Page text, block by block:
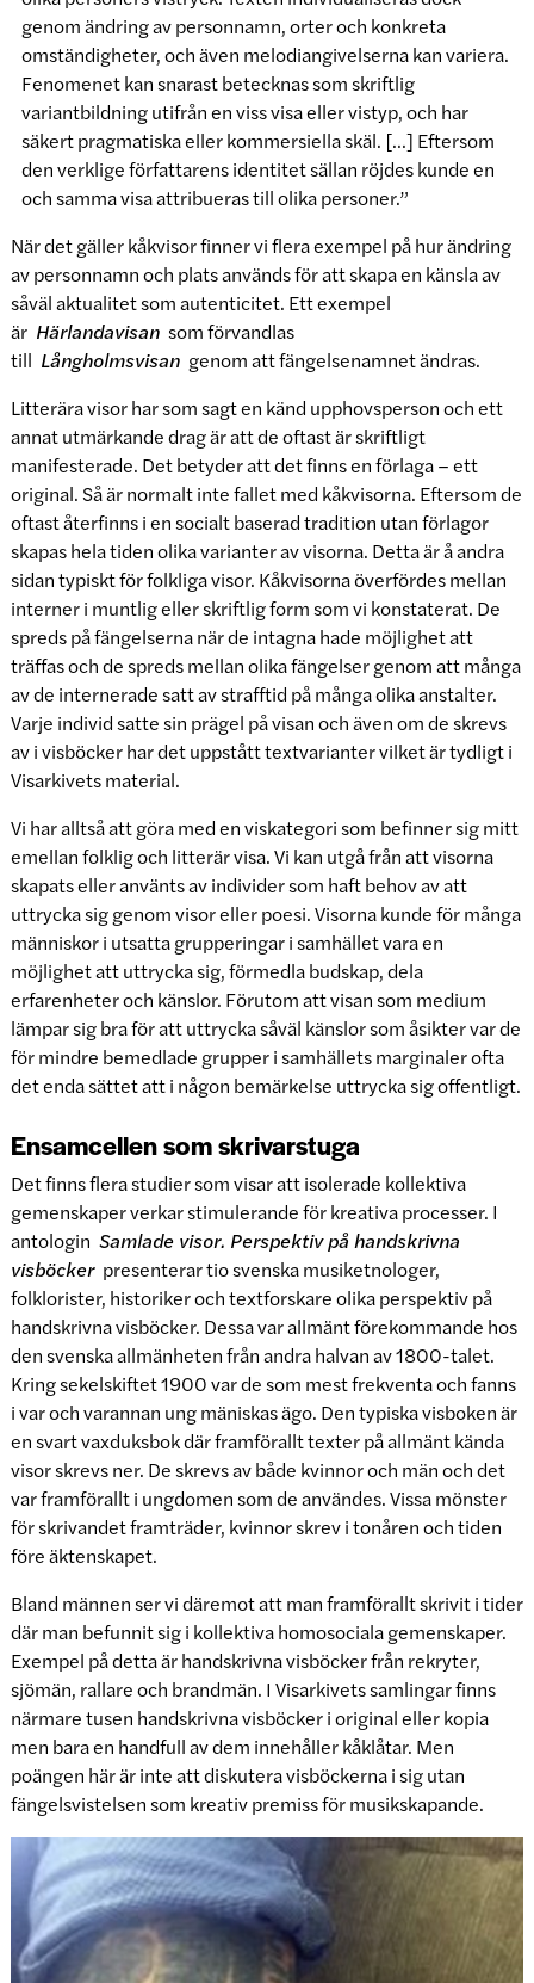
genom ändring av personnamn, orter och konkreta
omständigheter, och även melodiangivelserna kan variera.
Fenomenet kan snarast betecknas som skriftlig
variantbildning utifrån en viss visa eller vistyp, och har
säkert pragmatiska eller kommersiella skäl. […] Eftersom
den verklige författarens identitet sällan röjdes kunde en
och samma visa attribueras till olika personer.”
När det gäller kåkvisor finner vi flera exempel på hur ändring
av personnamn och plats används för att skapa en känsla av
såväl aktualitet som autenticitet. Ett exempel
är Härlandavisansom förvandlas
till Långholmsvisangenom att fängelsenamnet ändras.
Litterära visor har som sagt en känd upphovsperson och ett
annat utmärkande drag är att de oftast är skriftligt
manifesterade. Det betyder att det finns en förlaga – ett
original. Så är normalt inte fallet med kåkvisorna. Eftersom de
oftast återfinns i en socialt baserad tradition utan förlagor
skapas hela tiden olika varianter av visorna. Detta är å andra
sidan typiskt för folkliga visor. Kåkvisorna överfördes mellan
interner i muntlig eller skriftlig form som vi konstaterat. De
spreds på fängelserna när de intagna hade möjlighet att
träffas och de spreds mellan olika fängelser genom att många
av de internerade satt av strafftid på många olika anstalter.
Varje individ satte sin prägel på visan och även om de skrevs
av i visböcker har det uppstått textvarianter vilket är tydligt i
Visarkivets material.
Vi har alltså att göra med en viskategori som befinner sig mitt
emellan folklig och litterär visa. Vi kan utgå från att visorna
skapats eller använts av individer som haft behov av att
uttrycka sig genom visor eller poesi. Visorna kunde för många
människor i utsatta grupperingar i samhället vara en
möjlighet att uttrycka sig, förmedla budskap, dela
erfarenheter och känslor. Förutom att visan som medium
lämpar sig bra för att uttrycka såväl känslor som åsikter var de
för mindre bemedlade grupper i samhällets marginaler ofta
det enda sättet att i någon bemärkelse uttrycka sig offentligt.
Ensamcellen som skrivarstuga
Det finns flera studier som visar att isolerade kollektiva
gemenskaper verkar stimulerande för kreativa processer. I
antologin Samlade visor. Perspektiv på handskrivna
visböckerpresenterar tio svenska musiketnologer,
folklorister, historiker och textforskare olika perspektiv på
handskrivna visböcker. Dessa var allmänt förekommande hos
den svenska allmänheten från andra halvan av 1800-talet.
Kring sekelskiftet 1900 var de som mest frekventa och fanns
i var och varannan ung mäniskas ägo. Den typiska visboken är
en svart vaxduksbok där framförallt texter på allmänt kända
visor skrevs ner. De skrevs av både kvinnor och män och det
var framförallt i ungdomen som de användes. Vissa mönster
för skrivandet framträder, kvinnor skrev i tonåren och tiden
före äktenskapet.
Bland männen ser vi däremot att man framförallt skrivit i tider
där man befunnit sig i kollektiva homosociala gemenskaper.
Exempel på detta är handskrivna visböcker från rekryter,
sjömän, rallare och brandmän. I Visarkivets samlingar finns
närmare tusen handskrivna visböcker i original eller kopia
men bara en handfull av dem innehåller kåklåtar. Men
poängen här är inte att diskutera visböckerna i sig utan
fängelsvistelsen som kreativ premiss för musikskapande.